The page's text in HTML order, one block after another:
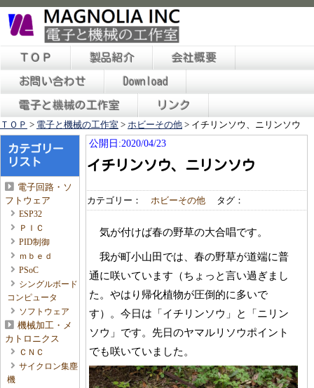
ＴＯＰ 製品紹介 会社概要
お問い合わせ Download
電子と機械の工作室 リンク
ＴＯＰ > 電子と機械の工作室 > ホビーその他 > イチリンソウ、ニリンソウ
カテゴリー
リスト
電子回路・ソ
フトウェア
ESP32
ＰＩＣ
PID制御
ｍｂｅｄ
PSoC
シングルボード
コンピュータ
ソフトウェア
機械加工・メ
カトロニクス
ＣＮＣ
サイクロン集塵
機
公開日:2020/04/23
イチリンソウ、ニリンソウ
カテゴリー： ホビーその他タグ：
気が付けば春の野草の大合唱です。
我が町小山田では、春の野草が道端に普
通に咲いています（ちょっと言い過ぎまし
た。やはり帰化植物が圧倒的に多いで
す）。今日は「イチリンソウ」と「ニリン
ソウ」です。先日のヤマルリソウポイント
でも咲いていました。